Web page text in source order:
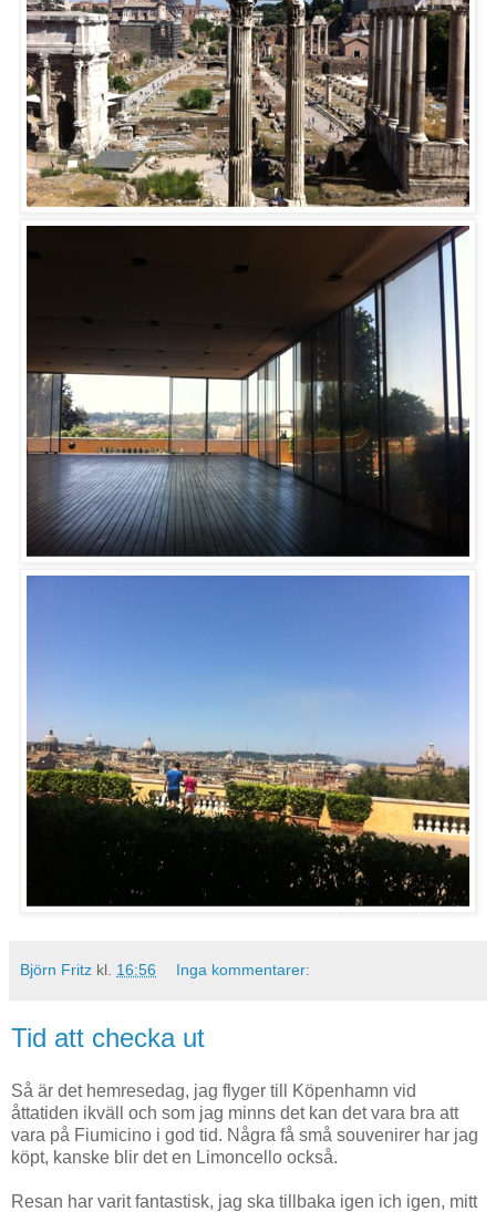
Björn Fritz kl. 16:56 Inga kommentarer:
Tid att checka ut
Så är det hemresedag, jag flyger till Köpenhamn vid
åttatiden ikväll och som jag minns det kan det vara bra att
vara på Fiumicino i god tid. Några få små souvenirer har jag
köpt, kanske blir det en Limoncello också.
Resan har varit fantastisk, jag ska tillbaka igen ich igen, mitt